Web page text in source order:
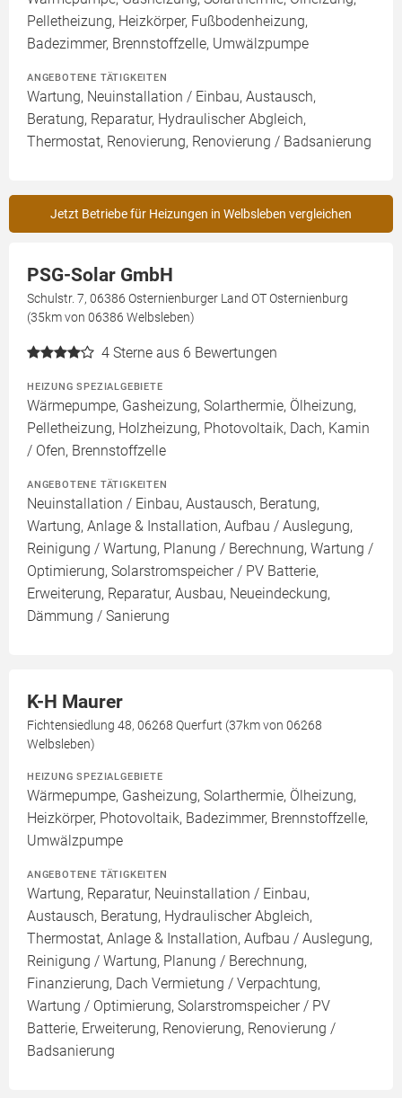
Pelletheizung, Heizkörper, Fußbodenheizung,
Badezimmer, Brennstoffzelle, Umwälzpumpe
ANGEBOTENE TÄTIGKEITEN
Wartung, Neuinstallation / Einbau, Austausch,
Beratung, Reparatur, Hydraulischer Abgleich,
Thermostat, Renovierung, Renovierung / Badsanierung
Jetzt Betriebe für Heizungen in Welbsleben vergleichen
PSG-Solar GmbH
Schulstr. 7, 06386 Osternienburger Land OT Osternienburg
(35km von 06386 Welbsleben)
4 Sterne aus 6 Bewertungen
HEIZUNG SPEZIALGEBIETE
Wärmepumpe, Gasheizung, Solarthermie, Ölheizung,
Pelletheizung, Holzheizung, Photovoltaik, Dach, Kamin
/ Ofen, Brennstoffzelle
ANGEBOTENE TÄTIGKEITEN
Neuinstallation / Einbau, Austausch, Beratung,
Wartung, Anlage & Installation, Aufbau / Auslegung,
Reinigung / Wartung, Planung / Berechnung, Wartung /
Optimierung, Solarstromspeicher / PV Batterie,
Erweiterung, Reparatur, Ausbau, Neueindeckung,
Dämmung / Sanierung
K-H Maurer
Fichtensiedlung 48, 06268 Querfurt (37km von 06268
Welbsleben)
HEIZUNG SPEZIALGEBIETE
Wärmepumpe, Gasheizung, Solarthermie, Ölheizung,
Heizkörper, Photovoltaik, Badezimmer, Brennstoffzelle,
Umwälzpumpe
ANGEBOTENE TÄTIGKEITEN
Wartung, Reparatur, Neuinstallation / Einbau,
Austausch, Beratung, Hydraulischer Abgleich,
Thermostat, Anlage & Installation, Aufbau / Auslegung,
Reinigung / Wartung, Planung / Berechnung,
Finanzierung, Dach Vermietung / Verpachtung,
Wartung / Optimierung, Solarstromspeicher / PV
Batterie, Erweiterung, Renovierung, Renovierung /
Badsanierung